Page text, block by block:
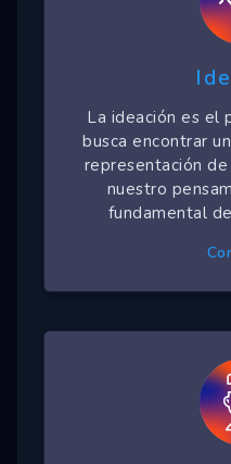
La ideación es el
busca encontrar
representación
nuestro
fundamental